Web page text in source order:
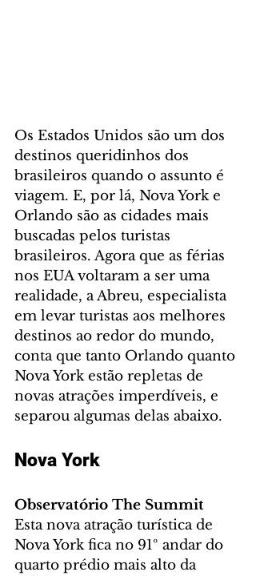
Os Estados Unidos são um dos
destinos queridinhos dos
brasileiros quando o assunto é
viagem. E, por lá, Nova York e
Orlando são as cidades mais
buscadas pelos turistas
brasileiros. Agora que as férias
nos EUA voltaram a ser uma
realidade, a Abreu, especialista
em levar turistas aos melhores
destinos ao redor do mundo,
conta que tanto Orlando quanto
Nova York estão repletas de
novas atrações imperdíveis, e
separou algumas delas abaixo.
Nova York
Observatório The Summit
Esta nova atração turística de
Nova York fica no 91º andar do
quarto prédio mais alto da